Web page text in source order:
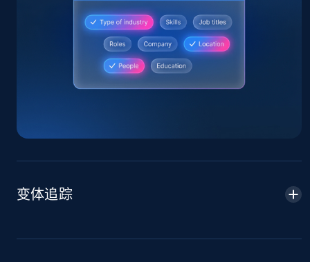
Home Depot US
URL, Domain, Country code, Model number,
Sku, Product id, Product name, Manufacturer,
2.1K+ 355+
变体追踪